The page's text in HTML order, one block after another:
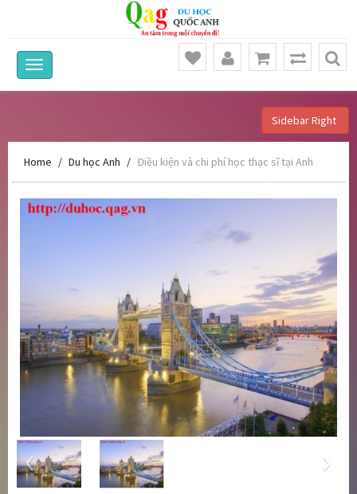
Sidebar Right
Home Du học Anh Điều kiện và chi phí học thạc sĩ tại Anh
‹ ›